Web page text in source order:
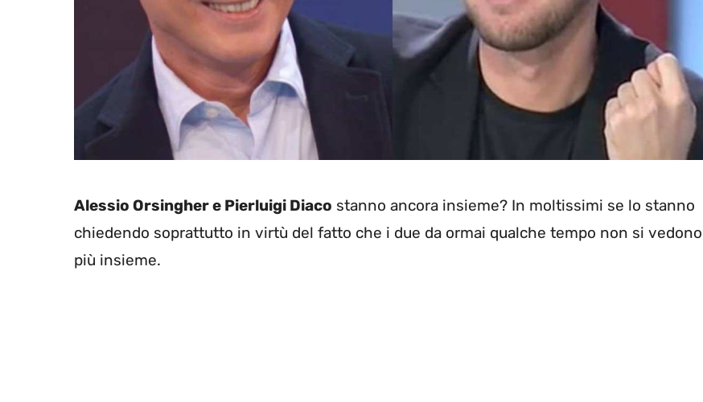
Alessio Orsingher e Pierluigi Diaco stanno ancora insieme? In moltissimi se lo stanno
chiedendo soprattutto in virtù del fatto che i due da ormai qualche tempo non si vedono
più insieme.